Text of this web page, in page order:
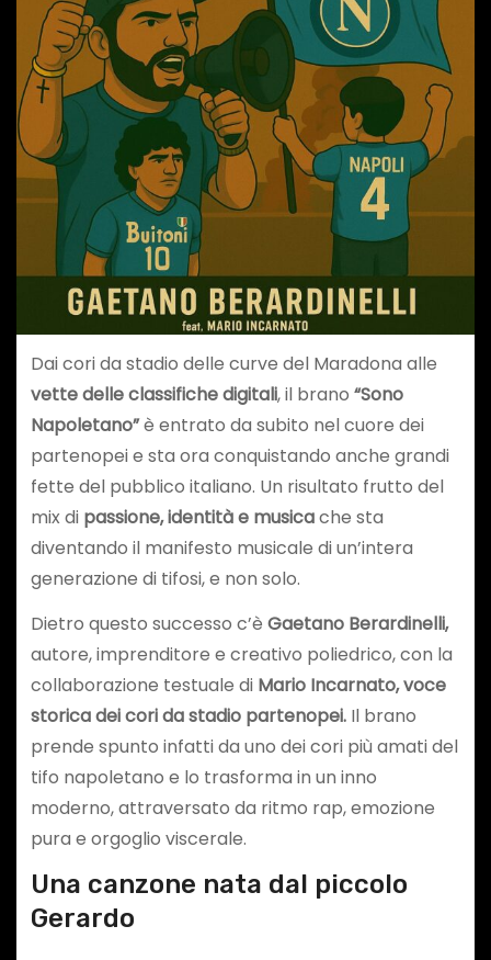
Dai cori da stadio delle curve del Maradona alle
vette delle classifiche digitali, il brano “Sono
Napoletano”è entrato da subito nel cuore dei
partenopei e sta ora conquistando anche grandi
fette del pubblico italiano. Un risultato frutto del
mix dipassione, identità e musicache sta
diventando il manifesto musicale di un’intera
generazione di tifosi, e non solo.
Dietro questo successo c’è Gaetano Berardinelli,
autore, imprenditore e creativo poliedrico, con la
collaborazione testuale di Mario Incarnato, voce
storica dei cori da stadio partenopei.Il brano
prende spunto infatti da uno dei cori più amati del
tifo napoletano e lo trasforma in un inno
moderno, attraversato da ritmo rap, emozione
pura e orgoglio viscerale.
Una canzone nata dal piccolo
Gerardo